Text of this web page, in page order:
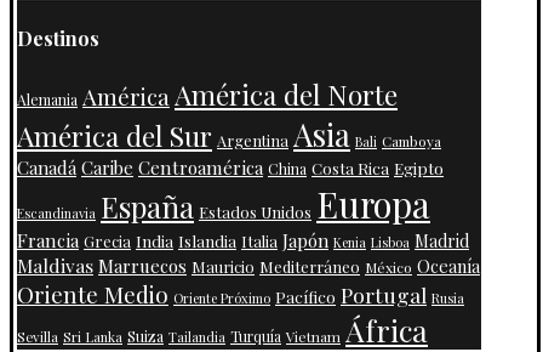
Destinos
Alemania AméricaAmérica del Norte
América del Sur Argentina Asia Bali Camboya
Canadá Caribe Centroamérica China Costa Rica Egipto
Escandinavia España Estados Unidos Europa
Francia Grecia India Islandia Italia Japón Kenia Lisboa Madrid
Maldivas Marruecos Mauricio Mediterráneo México Oceanía
Oriente Medio Oriente Próximo Pacífico Portugal Rusia
Sevilla Sri Lanka Suiza Tailandia Turquía Vietnam África